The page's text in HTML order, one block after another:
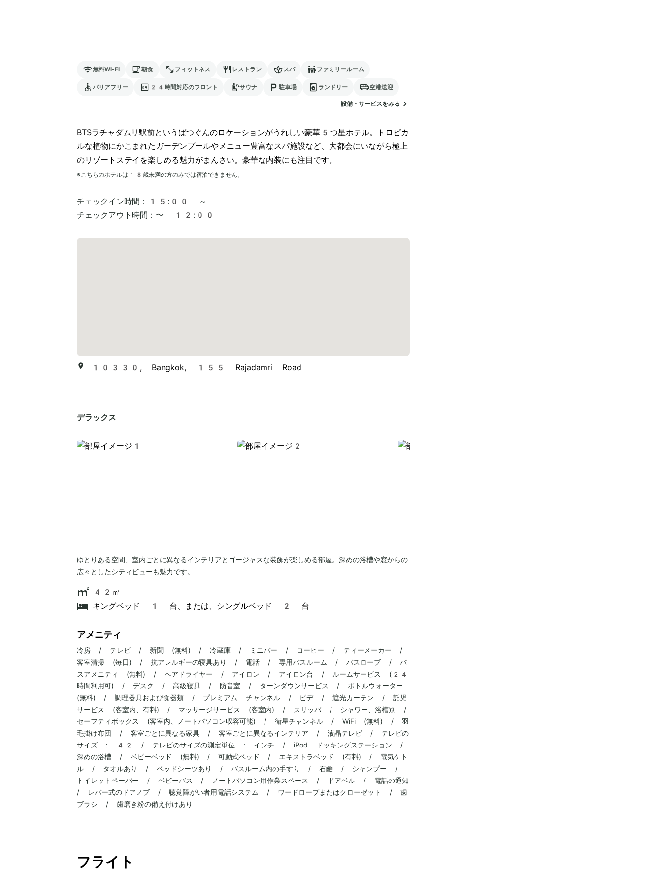
無料Wi-Fi 朝食 フィットネス レストラン スパ ファミリールーム
バリアフリー 24時間対応のフロント サウナ 駐車場 ランドリー 空港送迎
設備・サービスをみる
BTSラチャダムリ駅前というばつぐんのロケーションがうれしい豪華5つ星ホテル。トロピカ
ルな植物にかこまれたガーデンプールやメニュー豊富なスパ施設など、大都会にいながら極上
のリゾートステイを楽しめる魅力がまんさい。豪華な内装にも注目です。
※こちらのホテルは 18 歳未満の方のみでは宿泊できません。
チェックイン時間：
15:00 ～
チェックアウト時間： 〜 12:00
10330, Bangkok, 155 Rajadamri Road
デラックス
ゆとりある空間、室内ごとに異なるインテリアとゴージャスな装飾が楽しめる部屋。深めの浴槽や窓からの
広々としたシティビューも魅力です。
42㎡
キングベッド 1 台、または、シングルベッド 2 台
アメニティ
冷房 / テレビ / 新聞 (無料) / 冷蔵庫 / ミニバー / コーヒー / ティーメーカー /
客室清掃 (毎日) / 抗アレルギーの寝具あり / 電話 / 専用バスルーム / バスローブ / バ
スアメニティ (無料) / ヘアドライヤー / アイロン / アイロン台 / ルームサービス (24
時間利用可) / デスク / 高級寝具 / 防音室 / ターンダウンサービス / ボトルウォーター
(無料) / 調理器具および食器類 / プレミアム チャンネル / ビデ / 遮光カーテン / 託児
サービス (客室内、有料) / マッサージサービス (客室内) / スリッパ / シャワー、浴槽別 /
セーフティボックス (客室内、ノートパソコン収容可能) / 衛星チャンネル / WiFi (無料) / 羽
毛掛け布団 / 客室ごとに異なる家具 / 客室ごとに異なるインテリア / 液晶テレビ / テレビの
サイズ : 42 / テレビのサイズの測定単位 : インチ / iPod ドッキングステーション /
深めの浴槽 / ベビーベッド (無料) / 可動式ベッド / エキストラベッド (有料) / 電気ケト
ル / タオルあり / ベッドシーツあり / バスルーム内の手すり / 石鹸 / シャンプー /
トイレットペーパー / ベビーバス / ノートパソコン用作業スペース / ドアベル / 電話の通知
/ レバー式のドアノブ / 聴覚障がい者用電話システム / ワードローブまたはクローゼット / 歯
ブラシ / 歯磨き粉の備え付けあり
フライト